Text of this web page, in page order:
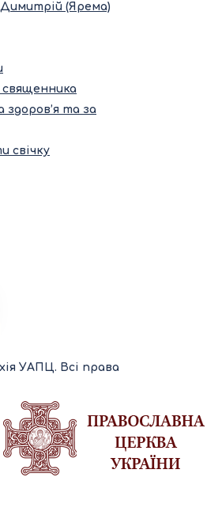
(Ярема)
здоров’я та за
свічку
УАПЦ. Всі права